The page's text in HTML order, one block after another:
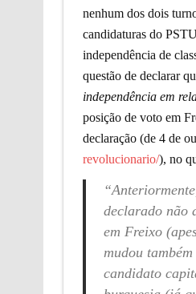
nenhum dos dois
candidaturas do
independência de
questão de declarar
independência em
posição de voto em
declaração (de 4 de
revolucionario/), no
“A
declarado não
em Freixo
mudou
candidato